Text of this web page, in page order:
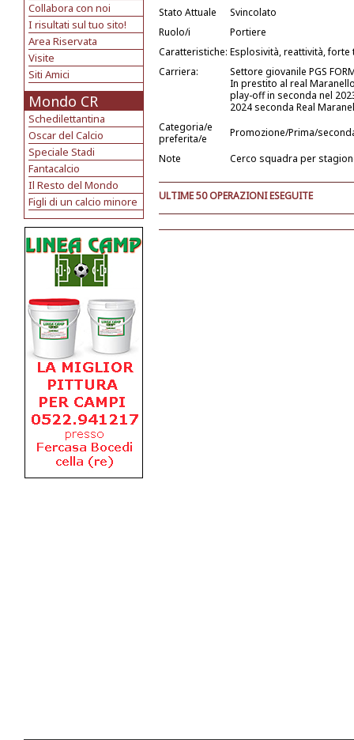
Collabora con noi
I risultati sul tuo sito!
Area Riservata
Visite
Siti Amici
Mondo CR
Schedilettantina
Oscar del Calcio
Speciale Stadi
Fantacalcio
Il Resto del Mondo
Figli di un calcio minore
Stato Attuale
Svincolato
Ruolo/i
Portiere
Caratteristiche: Esplosività, reattività, forte
Carriera:
Settore giovanile PGS
In prestito al real
play-off in seconda nel
2024 seconda Real
Categoria/e
preferita/e
Promozione/Prima/
Note
Cerco squadra per
ULTIME 50 OPERAZIONI ESEGUITE